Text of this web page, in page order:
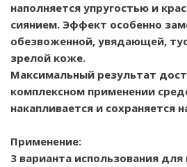
наполняется упругостью и
сиянием. Эффект особенно
обезвоженной, увядающей,
зрелой коже.
Максимальный результат
комплексном применении
накапливается и сохраняется
Применение:
3 варианта использования